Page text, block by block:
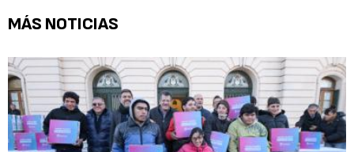
MÁS NOTICIAS